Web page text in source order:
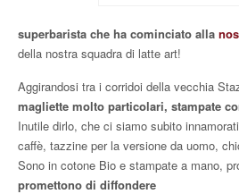
superbarista che ha cominciato alla
della nostra squadra di latte art!
Aggirandosi tra i corridoi della vecchia
magliette molto particolari, stampate
Inutile dirlo, che ci siamo subito
caffè, tazzine per la versione da uomo,
Sono in cotone Bio e stampate a mano,
promettono di diffondere